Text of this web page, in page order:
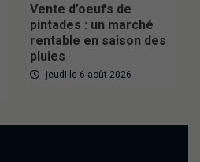
Vente d’oeufs de
pintades : un marché
rentable en saison des
pluies
jeudi le 6 août 2026